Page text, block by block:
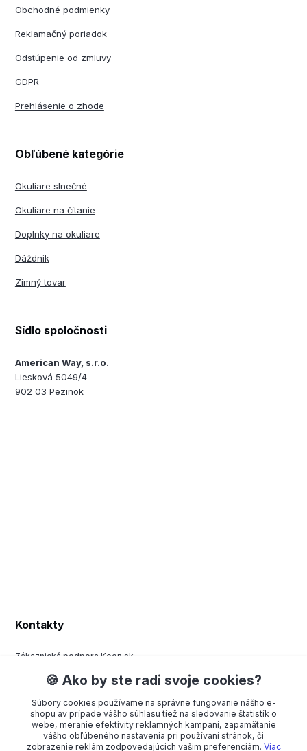
Obchodné podmienky
Reklamačný poriadok
Odstúpenie od zmluvy
GDPR
Prehlásenie o zhode
Obľúbené kategórie
Okuliare slnečné
Okuliare na čítanie
Doplnky na okuliare
Dáždnik
Zimný tovar
Sídlo spoločnosti
American Way, s.r.o.
Liesková 5049/4
902 03 Pezinok
Kontakty
Zákaznická podpora Keen.sk
+420 377 443 970
(Po-Pá, 8-15 hod.)
order@americanway.sk
🍪 Ako by ste radi svoje cookies?
Súbory cookies používame na správne fungovanie nášho e-
shopu av prípade vášho súhlasu tiež na sledovanie štatistík o
webe, meranie efektivity reklamných kampaní, zapamätanie
vášho obľúbeného nastavenia pri používaní stránok, či
zobrazenie reklám zodpovedajúcich vašim preferenciám. Viac